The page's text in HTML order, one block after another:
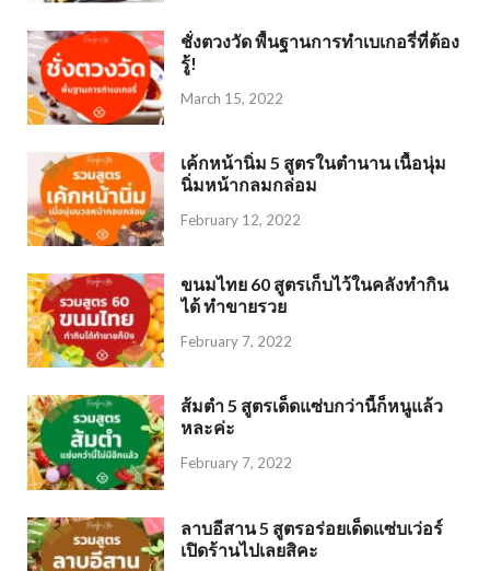
ชั่งตวงวัด พื้นฐานการทำเบเกอรี่ที่ต้อง
รู้!
March 15, 2022
เค้กหน้านิ่ม 5 สูตรในตำนาน เนื้อนุ่ม
นิ่มหน้ากลมกล่อม
February 12, 2022
ขนมไทย 60 สูตรเก็บไว้ในคลังทำกิน
ได้ ทำขายรวย
February 7, 2022
ส้มตำ 5 สูตรเด็ดแซ่บกว่านี้ก็หนูแล้ว
หละค่ะ
February 7, 2022
ลาบอีสาน 5 สูตรอร่อยเด็ดแซ่บเว่อร์
เปิดร้านไปเลยสิคะ